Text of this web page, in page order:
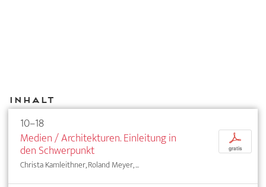
Inhalt
10–18
Medien / Architekturen. Einleitung in
den Schwerpunkt
Christa Kamleithner, Roland Meyer, ...
p
gratis